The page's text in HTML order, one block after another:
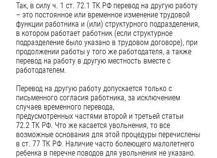
Так, в силу ч. 1 ст. 72.1 ТК РФ перевод на другую работу
– это постоянное или временное изменение трудовой
функции работника и (или) структурного подразделения,
в котором работает работник (если структурное
подразделение было указано в трудовом договоре), при
продолжении работы у того же работодателя, а также
перевод на работу в другую местность вместе с
работодателем.
Перевод на другую работу допускается только с
письменного согласия работника, за исключением
случаев временного перевода,
предусмотренных частями второй и третьей статьи
72.2 ТК РФ. Что же касается увольнения, то все
возможные основания для этой процедуры перечислены
в ст. 77 ТК РФ. Наличие часто болеющего малолетнего
ребенка в перечне поводов для увольнения не указано.